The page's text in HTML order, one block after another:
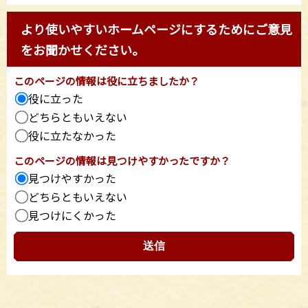
より使いやすいホームページにするためにご意見
をお聞かせください。
このページの情報は役に立ちましたか？
役に立った
どちらともいえない
役に立たなかった
このページの情報は見つけやすかったですか？
見つけやすかった
どちらともいえない
見つけにくかった